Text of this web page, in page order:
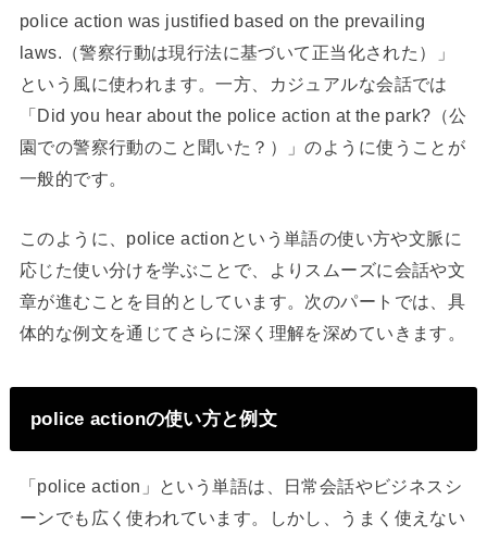
police action was justified based on the prevailing
laws.（警察行動は現行法に基づいて正当化された）」
という風に使われます。一方、カジュアルな会話では
「Did you hear about the police action at the park?（公
園での警察行動のこと聞いた？）」のように使うことが
一般的です。
このように、police actionという単語の使い方や文脈に
応じた使い分けを学ぶことで、よりスムーズに会話や文
章が進むことを目的としています。次のパートでは、具
体的な例文を通じてさらに深く理解を深めていきます。
police actionの使い方と例文
「police action」という単語は、日常会話やビジネスシ
ーンでも広く使われています。しかし、うまく使えない